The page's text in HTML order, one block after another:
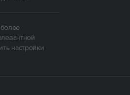
настройки